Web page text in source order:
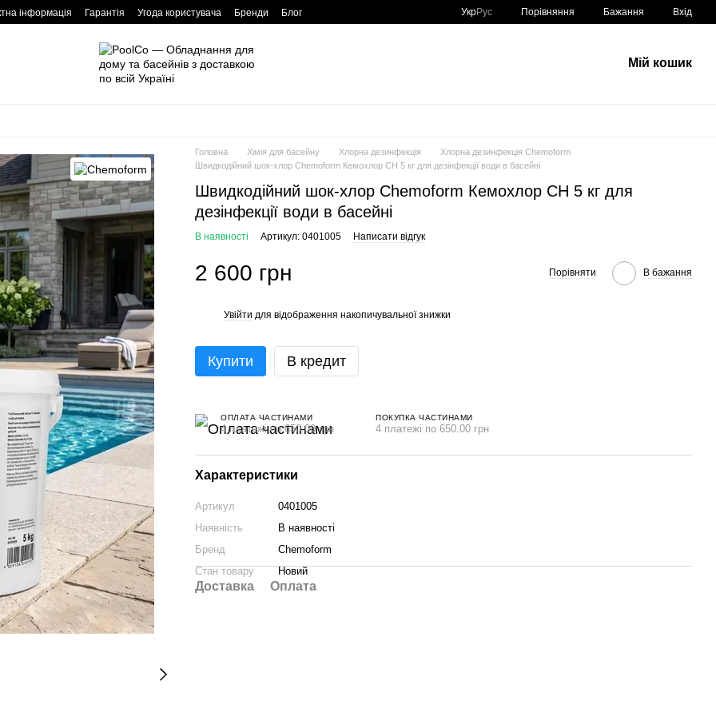
інформація Гарантія Угода користувача Бренди Блог УкрРус Порівняння Бажання Вхід
Мій кошик
Головна Хімія для басейну Хлорна дезинфекція
Хлорна дезинфекція Chemoform
Швидкодійний шок-хлор Chemoform Кемохлор CH 5 кг для дезінфекції води в басейні
Швидкодійний шок-хлор Chemoform Кемохлор CH 5 кг для
дезінфекції води в басейні
В наявності Артикул: 0401005 Написати відгук
2 600 грн Порівняти В бажання
Увійти для відображення накопичувальної знижки
Купити В кредит
ОПЛАТА ЧАСТИНАМИ
4 платежі по 650.00 грн
ПОКУПКА ЧАСТИНАМИ
4 платежі по 650.00 грн
Характеристики
Артикул
0401005
Наявність
В наявності
Бренд
Chemoform
Стан товару
Новий
Доставка Оплата